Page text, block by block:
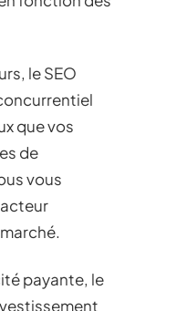
le SEO
que vos
de
vous
payante, le